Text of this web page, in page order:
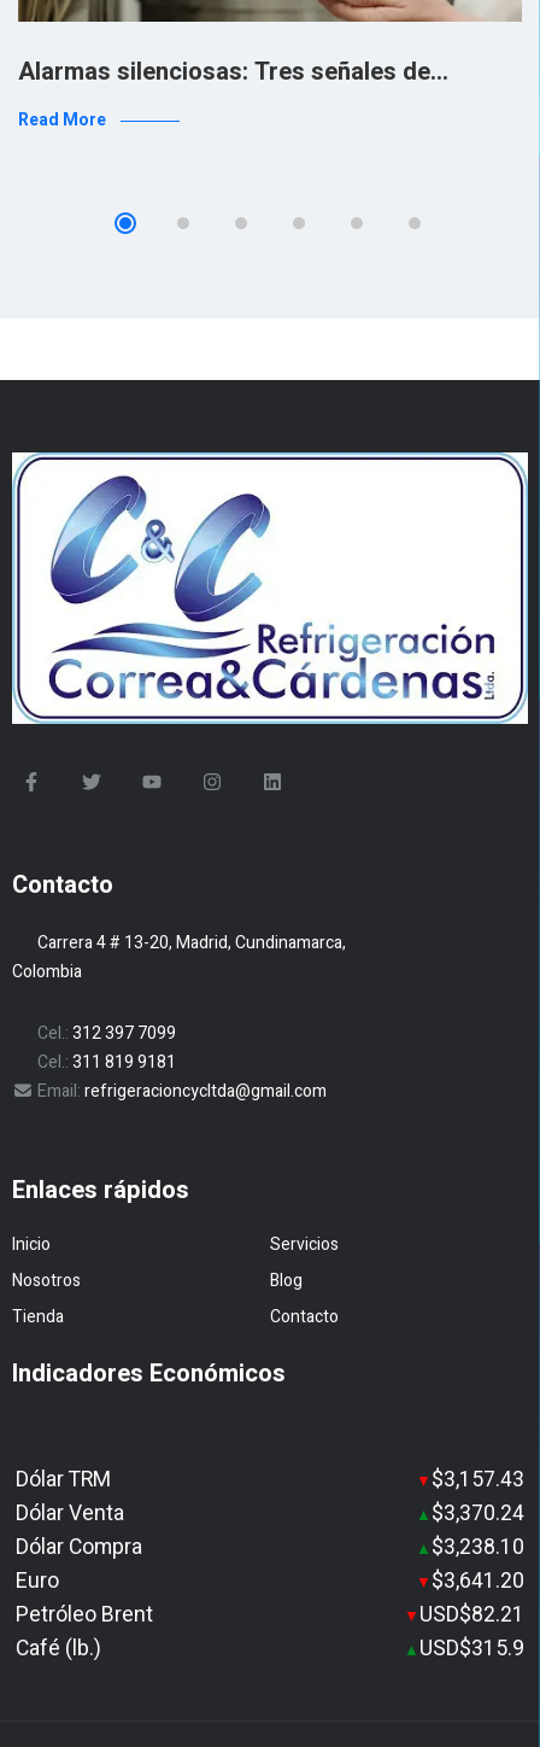
Alarmas silenciosas: Tres señales de…
Read More
Contacto
Carrera 4 # 13-20, Madrid, Cundinamarca,
Colombia
Cel.:312 397 7099
Cel.:311 819 9181
Email:refrigeracioncycltda@gmail.com
Enlaces rápidos
Inicio
Servicios
Nosotros
Blog
Tienda
Contacto
Indicadores Económicos
Dólar TRM ▼ $3,157.43
Dólar Venta
▲ $3,370.24
Dólar Compra
▲ $3,238.10
Euro
▼ $3,641.20
Petróleo Brent
▼ USD$82.21
Café (lb.)
▲ USD$315.9